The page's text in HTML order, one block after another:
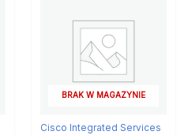
BRAK W MAGAZYNIE
Cisco Integrated Services